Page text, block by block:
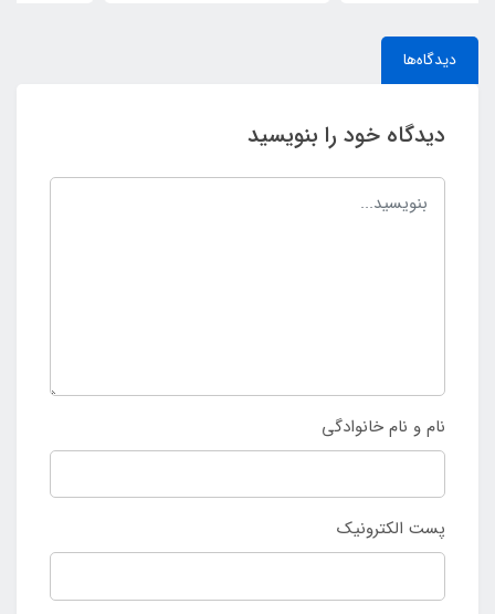
دیدگاه‌ها
دیدگاه خود را بنویسید
نام و نام خانوادگی
پست الکترونیک